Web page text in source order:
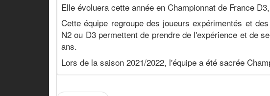
Elle évoluera cette année en Championnat de France
Cette équipe regroupe des joueurs expérimentés et
N2 ou D3 permettent de prendre de l'expérience et de
ans.
Lors de la saison 2021/2022, l'équipe a été sacrée